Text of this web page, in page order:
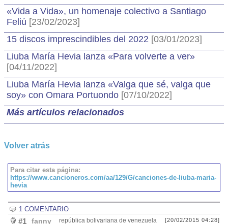
«Vida a Vida», un homenaje colectivo a Santiago
Feliú [23/02/2023]
15 discos imprescindibles del 2022 [03/01/2023]
Liuba María Hevia lanza «Para volverte a ver»
[04/11/2022]
Liuba María Hevia lanza «Valga que sé, valga que
soy» con Omara Portuondo [07/10/2022]
Más artículos relacionados
Volver atrás
Para citar esta página:
https://www.cancioneros.com/aa/129/G/canciones-de-liuba-maria-
hevia
1 COMENTARIO
#1 fanny república bolivariana de venezuela [20/02/2015 04:28]